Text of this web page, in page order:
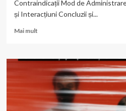
Contraindicații Mod de
și Interacțiuni Concluzii și...
Mai multRead
Medicamentul
Equilibra
Prospect:
Trebuie